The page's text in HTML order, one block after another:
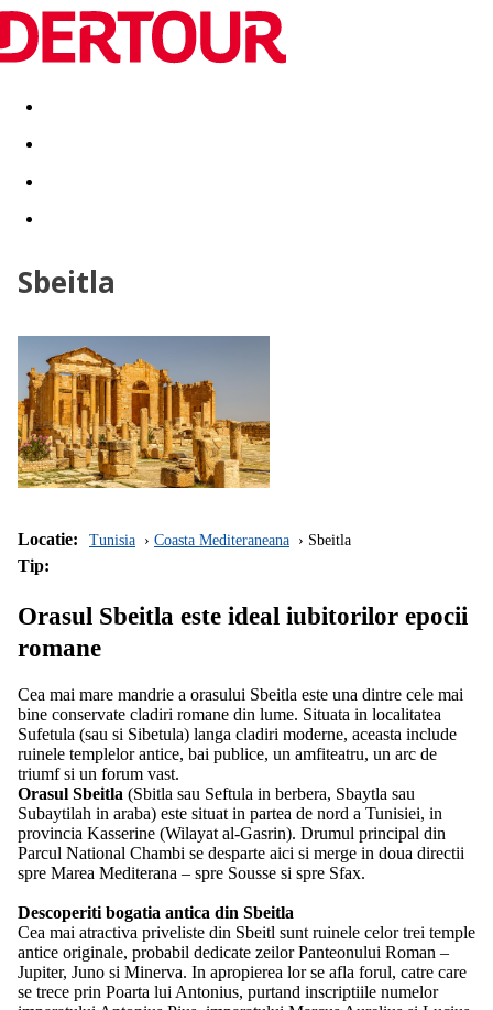
Destinatii Vacanta perfecta OFERTE DE NERATAT
Sbeitla
Locatie: Tunisia Coasta Mediteraneana Sbeitla
Tip:
Orasul Sbeitla este ideal iubitorilor epocii
romane
Cea mai mare mandrie a orasului Sbeitla este una dintre cele mai
bine conservate cladiri romane din lume. Situata in localitatea
Sufetula (sau si Sibetula) langa cladiri moderne, aceasta include
ruinele templelor antice, bai publice, un amfiteatru, un arc de
triumf si un forum vast.
Orasul Sbeitla (Sbitla sau Seftula in berbera, Sbaytla sau
Subaytilah in araba) este situat in partea de nord a Tunisiei, in
provincia Kasserine (Wilayat al-Gasrin). Drumul principal din
Parcul National Chambi se desparte aici si merge in doua directii
spre Marea Mediterana – spre Sousse si spre Sfax.
Descoperiti bogatia antica din Sbeitla
Cea mai atractiva priveliste din Sbeitl sunt ruinele celor trei temple
antice originale, probabil dedicate zeilor Panteonului Roman –
Jupiter, Juno si Minerva. In apropierea lor se afla forul, catre care
se trece prin Poarta lui Antonius, purtand inscriptiile numelor